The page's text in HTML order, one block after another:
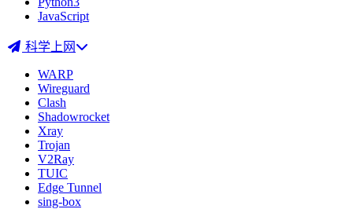
JavaScript
科学上网
WARP
Wireguard
Clash
Shadowrocket
Xray
Trojan
V2Ray
TUIC
Edge Tunnel
sing-box